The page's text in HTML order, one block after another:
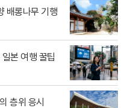
이다.상인들은 치솟는 전기
배롱나무 기행
본 여행 꿀팁
층위 응시